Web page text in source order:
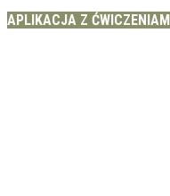
APLIKACJA Z